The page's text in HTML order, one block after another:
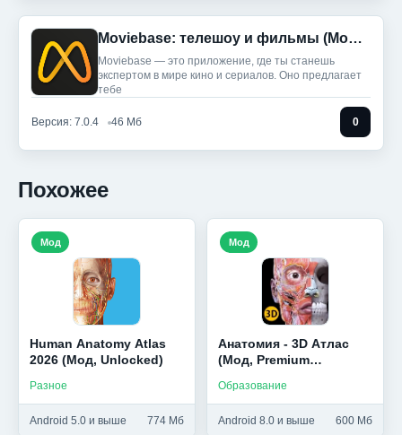
Moviebase: телешоу и фильмы (Мод, Unlocked)
Moviebase — это приложение, где ты станешь
экспертом в мире кино и сериалов. Оно предлагает
тебе
Версия: 7.0.4 46 Мб 0
Похожее
Human Anatomy Atlas
2026 (Мод, Unlocked)
Разное
Android 5.0 и выше 774 Мб
Мод
Анатомия - 3D Атлас
(Мод, Premium
Образование
Android 8.0 и выше 600 Мб
Мод